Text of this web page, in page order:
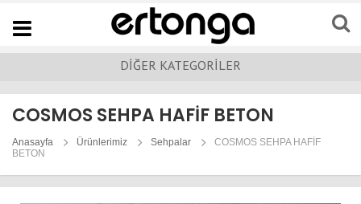
Navigation
DİĞER KATEGORİLER
COSMOS SEHPA HAFİF BETON
Anasayfa Ürünlerimiz Sehpalar
COSMOS SEHPA HAFİF
BETON